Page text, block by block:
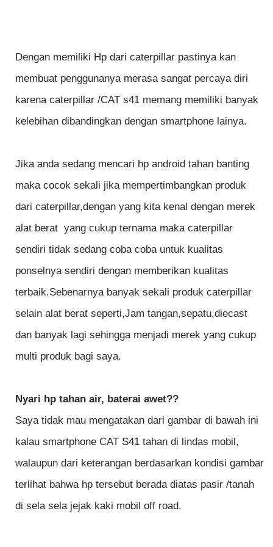
Dengan memiliki Hp dari caterpillar pastinya kan
membuat penggunanya merasa sangat percaya diri
karena caterpillar /CAT s41 memang memiliki banyak
kelebihan dibandingkan dengan smartphone lainya.
Jika anda sedang mencari hp android tahan banting
maka cocok sekali jika mempertimbangkan produk
dari caterpillar,dengan yang kita kenal dengan merek
alat berat yang cukup ternama maka caterpillar
sendiri tidak sedang coba coba untuk kualitas
ponselnya sendiri dengan memberikan kualitas
terbaik.Sebenarnya banyak sekali produk caterpillar
selain alat berat seperti,Jam tangan,sepatu,diecast
dan banyak lagi sehingga menjadi merek yang cukup
multi produk bagi saya.
Nyari hp tahan air, baterai awet??
Saya tidak mau mengatakan dari gambar di bawah ini
kalau smartphone CAT S41 tahan di lindas mobil,
walaupun dari keterangan berdasarkan kondisi gambar
terlihat bahwa hp tersebut berada diatas pasir /tanah
di sela sela jejak kaki mobil off road.